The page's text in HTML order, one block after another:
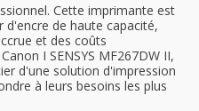
Cette imprimante est
de haute capacité,
et des coûts
I SENSYS MF267DW II,
d'une solution d'impression
à leurs besoins les plus